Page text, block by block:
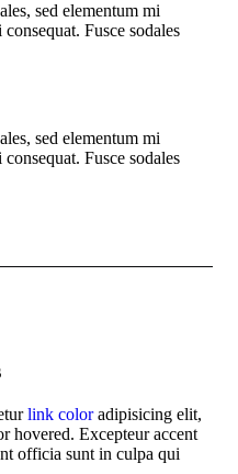
sed elementum mi
Fusce sodales
sed elementum mi
Fusce sodales
link coloradipisicing elit,
hovered. Excepteuraccent
officia sunt in culpa qui